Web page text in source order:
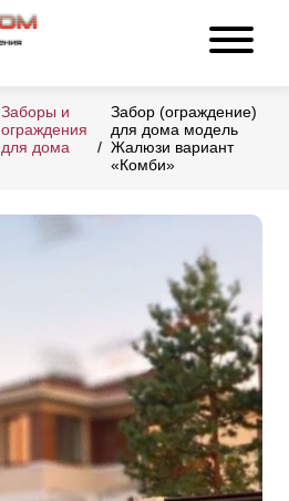
Заборы и
ограждения
для дома
Забор (ограждение)
для дома модель
Жалюзи вариант
«Комби»